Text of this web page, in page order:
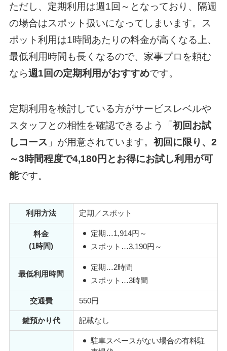
ただし、定期利用は週1回～となっており、隔週
の場合はスポット扱いになってしまいます。ス
ポット利用は1時間あたりの料金が高くなる上、
最低利用時間も長くなるので、家事プロを頼む
なら週1回の定期利用がおすすめです。
定期利用を検討している方がサービスレベルや
スタッフとの相性を確認できるよう「 初回お試
しコース 」が用意されています。 初回に限り、2
～3時間程度で4,180円とお得にお試し利用が可
能です。
利用方法 定期／スポット
料金
(1時間)
定期…1,914円～
スポット…3,190円～
最低利用時間
定期…2時間
スポット…3時間
交通費 550円
鍵預かり代 記載なし
駐車スペースがない場合の有料駐